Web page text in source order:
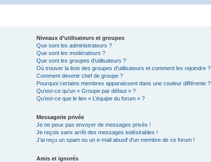
Niveaux d’utilisateurs et groupes
Que sont les administrateurs ?
Que sont les modérateurs ?
Que sont les groupes d’utilisateurs ?
Où trouver la liste des groupes d’utilisateurs et comment les rejoindre ?
Comment devenir chef de groupe ?
Pourquoi certains membres apparaissent dans une couleur différente ?
Qu’est-ce qu’un « Groupe par défaut » ?
Qu’est-ce que le lien « L’équipe du forum » ?
Messagerie privée
Je ne peux pas envoyer de messages privés !
Je reçois sans arrêt des messages indésirables !
J’ai reçu un spam ou un e-mail abusif d’un membre de ce forum !
Amis et ignorés